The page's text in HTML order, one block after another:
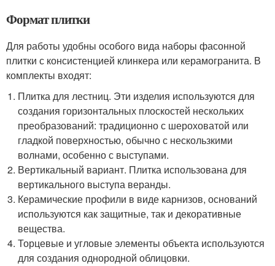
Формат плитки
Для работы удобны особого вида наборы фасонной
плитки с консистенцией клинкера или керамогранита. В
комплекты входят:
Плитка для лестниц. Эти изделия используются для
создания горизонтальных плоскостей нескольких
преобразований: традиционно с шероховатой или
гладкой поверхностью, обычно с нескользкими
волнами, особенно с выступами.
Вертикальный вариант. Плитка использована для
вертикального выступа веранды.
Керамические профили в виде карнизов, оснований
используются как защитные, так и декоративные
вещества.
Торцевые и угловые элементы объекта используются
для создания однородной облицовки.